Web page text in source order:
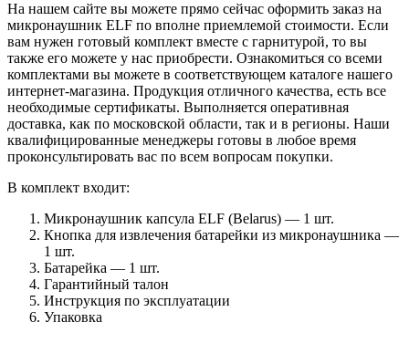
На нашем сайте вы можете прямо сейчас оформить заказ на
микронаушник ELF по вполне приемлемой стоимости. Если
вам нужен готовый комплект вместе с гарнитурой, то вы
также его можете у нас приобрести. Ознакомиться со всеми
комплектами вы можете в соответствующем каталоге нашего
интернет-магазина. Продукция отличного качества, есть все
необходимые сертификаты. Выполняется оперативная
доставка, как по московской области, так и в регионы. Наши
квалифицированные менеджеры готовы в любое время
проконсультировать вас по всем вопросам покупки.
В комплект входит:
Микронаушник капсула ELF (Belarus) — 1 шт.
Кнопка для извлечения батарейки из микронаушника —
1 шт.
Батарейка — 1 шт.
Гарантийный талон
Инструкция по эксплуатации
Упаковка